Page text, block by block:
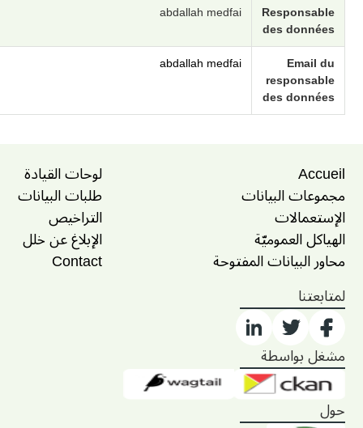
Responsable
des données
abdallah medfai
Email du
responsable
des données
abdallah medfai
Accueil
مجموعات البيانات
الإستعمالات
الهياكل العموميّة
محاور البيانات المفتوحة
لوحات القيادة
طلبات البيانات
التراخيص
الإبلاغ عن خلل
Contact
لمتابعتنا
مشغل بواسطة
حول